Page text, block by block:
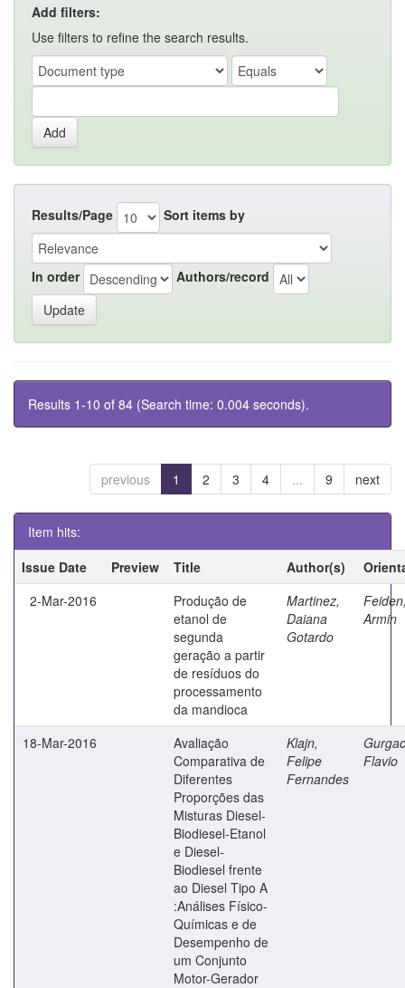
Add filters:
Use filters to refine the search results.
Results/Page Sort items by
In order Authors/record
Results 1-10 of 84 (Search time: 0.004 seconds).
previous 1 2 3 4 ... 9 next
Item hits:
Issue Date
Preview Title Author(s)
2-Mar-2016
Produção de
etanol de
segunda
geração a partir
de resíduos do
processamento
da mandioca
Martinez,
Daiana
Gotardo
Armin
18-Mar-2016
Avaliação
Comparativa de
Diferentes
Proporções das
Misturas Diesel-
Biodiesel-Etanol
e Diesel-
Biodiesel frente
ao Diesel Tipo A
:Análises Físico-
Químicas e de
Desempenho de
um Conjunto
Motor-Gerador
Klajn,
Felipe
Fernandes
Flavio